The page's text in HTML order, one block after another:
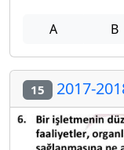
A B
15 2017-